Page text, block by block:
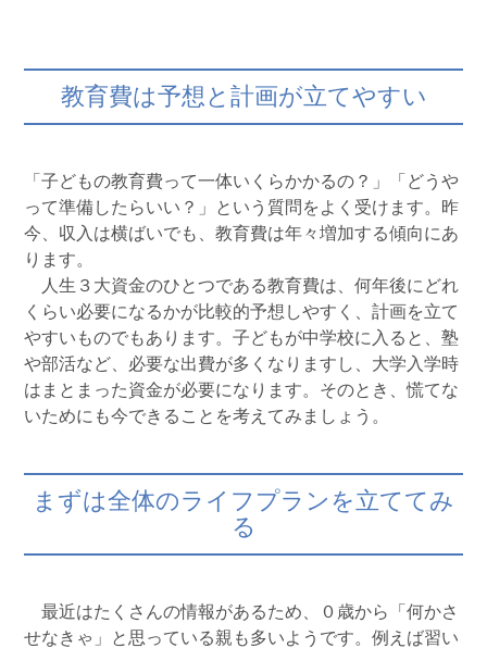
教育費は予想と計画が立てやすい
「子どもの教育費って一体いくらかかるの？」「どうや
って準備したらいい？」という質問をよく受けます。昨
今、収入は横ばいでも、教育費は年々増加する傾向にあ
ります。
人生３大資金のひとつである教育費は、何年後にどれ
くらい必要になるかが比較的予想しやすく、計画を立て
やすいものでもあります。子どもが中学校に入ると、塾
や部活など、必要な出費が多くなりますし、大学入学時
はまとまった資金が必要になります。そのとき、慌てな
いためにも今できることを考えてみましょう。
まずは全体のライフプランを立ててみ
る
最近はたくさんの情報があるため、０歳から「何かさ
せなきゃ」と思っている親も多いようです。例えば習い